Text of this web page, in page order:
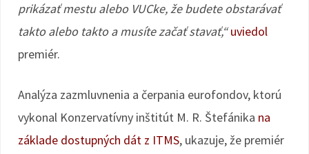
prikázať mestu alebo VUCke, že budete obstarávať
takto alebo takto a musíte začať stavať,“ uviedol
premiér.
Analýza zazmluvnenia a čerpania eurofondov, ktorú
vykonal Konzervatívny inštitút M. R. Štefánika na
základe dostupných dát z ITMS, ukazuje, že premiér